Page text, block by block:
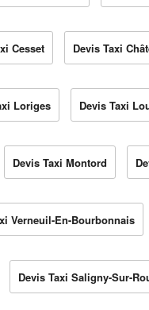
Cesset Devis Taxi
Loriges Devis Taxi
Devis Taxi Montord
Verneuil-En-Bourbonnais
Devis Taxi Saligny-Sur-